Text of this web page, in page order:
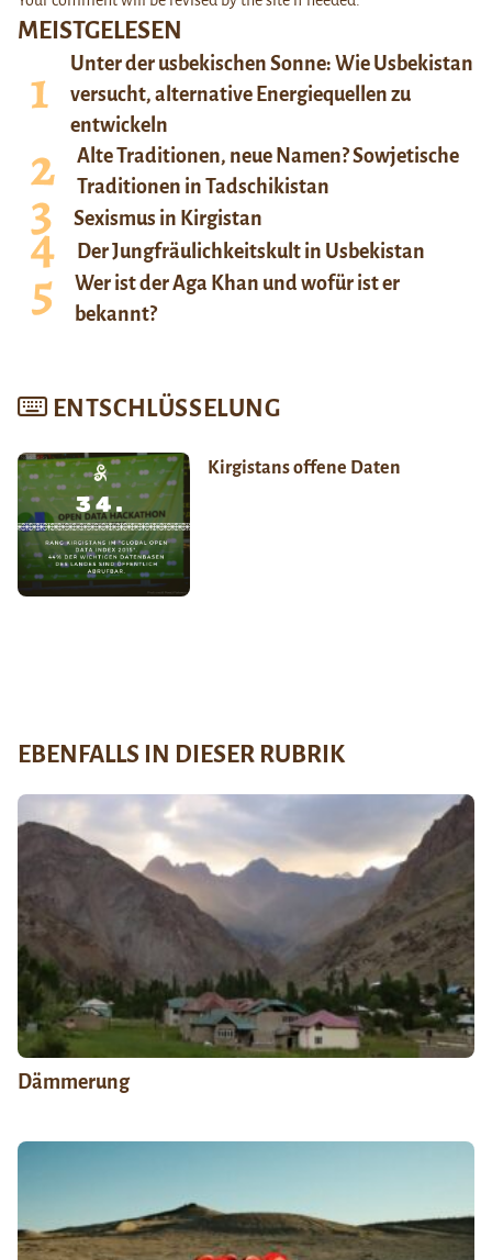
MEISTGELESEN
Unter der usbekischen Sonne: Wie Usbekistan
versucht, alternative Energiequellen zu
entwickeln
Alte Traditionen, neue Namen? Sowjetische
Traditionen in Tadschikistan
Sexismus in Kirgistan
Der Jungfräulichkeitskult in Usbekistan
Wer ist der Aga Khan und wofür ist er
bekannt?
ENTSCHLÜSSELUNG
Kirgistans offene Daten
EBENFALLS IN DIESER RUBRIK
Dämmerung